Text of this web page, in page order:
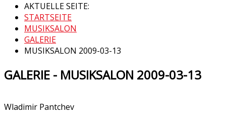
AKTUELLE SEITE:
STARTSEITE
MUSIKSALON
GALERIE
MUSIKSALON 2009-03-13
GALERIE - MUSIKSALON 2009-03-13
Wladimir Pantchev